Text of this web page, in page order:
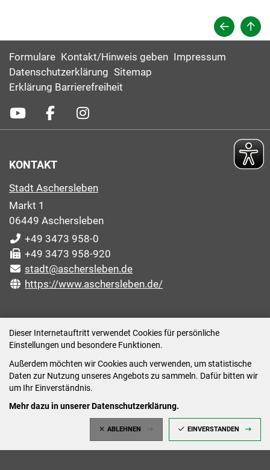
Dieser Internetauftritt verwendet Cookies für persönliche
Einstellungen und besondere Funktionen.
Außerdem möchten wir Cookies auch verwenden, um statistische
Daten zur Nutzung unseres Angebots zu sammeln. Dafür bitten wir
um Ihr Einverständnis.
Mehr dazu in unserer Datenschutzerklärung.
ABLEHNEN EINVERSTANDEN
Formulare Kontakt/Hinweis geben Impressum
Datenschutzerklärung Sitemap
Erklärung Barrierefreiheit
KONTAKT
Stadt Aschersleben
Markt 1
06449 Aschersleben
+49 3473 958-0
+49 3473 958-920
stadt@aschersleben.de
https://www.aschersleben.de/
Montag: 09:00-12:00 /14:00-15:00 Uhr
Dienstag: 09:00-12:00 /14:00-16:00 Uhr
Mittwoch: 09:00 - 12:00 Uhr (nach vorheriger
Donnerstag: 09:00-12:00 /14:00-18:00 Uhr
Freitag: 09:00-12:00 Uhr